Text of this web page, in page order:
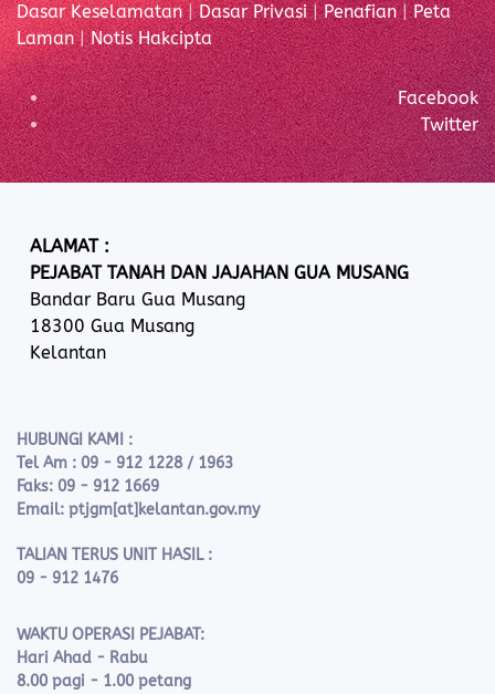
Dasar Keselamatan|Dasar Privasi|Penafian|Peta
Laman|Notis Hakcipta
Facebook
Twitter
ALAMAT :
PEJABAT TANAH DAN JAJAHAN GUA MUSANG
Bandar Baru Gua Musang
18300 Gua Musang
Kelantan
HUBUNGI KAMI :
Tel Am : 09 - 912 1228 / 1963
Faks: 09 - 912 1669
Email: ptjgm[at]kelantan.gov.my
TALIAN TERUS UNIT HASIL :
09 - 912 1476
WAKTU OPERASI PEJABAT:
Hari Ahad - Rabu
8.00 pagi - 1.00 petang